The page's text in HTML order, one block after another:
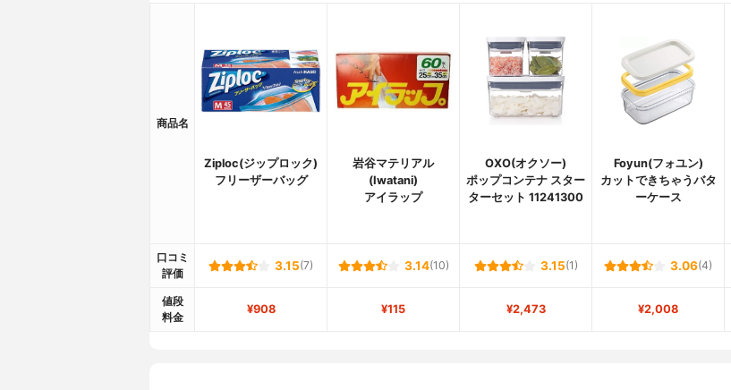
商品名
Ziploc(ジップロック)
フリーザーバッグ
岩谷マテリアル
(Iwatani)
アイラップ
OXO(オクソー)
ポップコンテナ スター
ターセット 11241300
Foyun(フォユン)
カットできちゃうバタ
ーケース
口コミ
評価
3.15(7) 3.14(10) 3.15(1) 3.06(4)
値段
料金
¥908 ¥115 ¥2,473 ¥2,008